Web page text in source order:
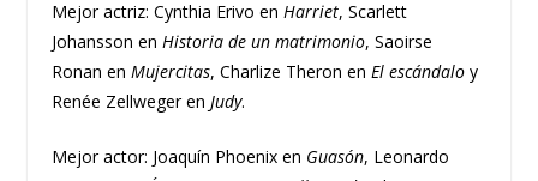
Mejor actriz: Cynthia Erivo en Harriet, Scarlett
Johansson en Historia de un matrimonio, Saoirse
Ronan en Mujercitas, Charlize Theron en El escándaloy
Renée Zellweger en Judy.
Mejor actor: Joaquín Phoenix en Guasón, Leonardo